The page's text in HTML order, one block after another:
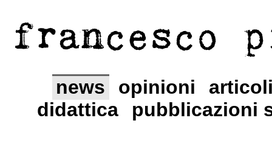
francesco
news opinioni
didattica
pubblicazioni